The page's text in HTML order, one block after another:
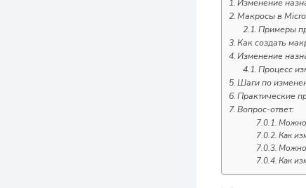
Изменение
Макросы в
Примеры
Как создать
Изменение
Процесс
Шаги по
Практические
Вопрос-ответ:
Можно
Как
Можно
Как